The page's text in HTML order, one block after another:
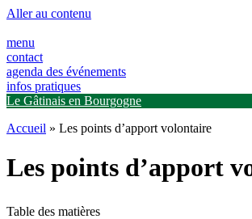
Panneau de gestion des cookies
Aller au contenu
menu
contact
agenda des événements
infos pratiques
Le Gâtinais en Bourgogne
Accueil » Les points d’apport volontaire
Les points d’apport
Table des matières